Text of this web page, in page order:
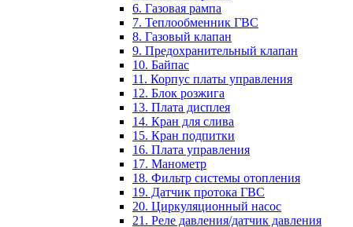
6. Газовая рампа
7. Теплообменник ГВС
8. Газовый клапан
9. Предохранительный клапан
10. Байпас
11. Корпус платы управления
12. Блок розжига
13. Плата дисплея
14. Кран для слива
15. Кран подпитки
16. Плата управления
17. Манометр
18. Фильтр системы отопления
19. Датчик протока ГВС
20. Циркуляционный насос
21. Реле давления/датчик давления